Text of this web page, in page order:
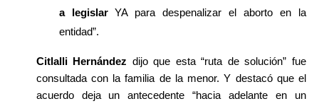
a legislar YA para despenalizar el aborto en la
entidad”.
Citlalli Hernández dijo que esta “ruta de solución” fue
consultada con la familia de la menor. Y destacó que el
acuerdo deja un antecedente “hacia adelante en un